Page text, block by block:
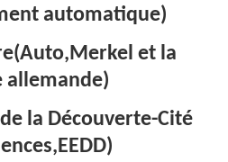
automatique)
et la
allemande)
la Découverte-Cité